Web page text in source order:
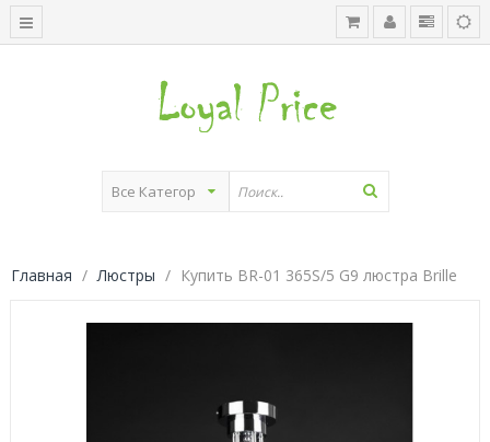
Главная Люстры Купить BR-01 365S/5 G9 люстра Brille